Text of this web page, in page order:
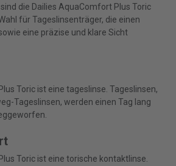
die Dailies AquaComfort Plus Toric
für Tageslinsenträger, die einen
eine präzise und klare Sicht
Toric ist eine tageslinse. Tageslinsen,
Tageslinsen, werden einen Tag lang
Toric ist eine torische kontaktlinse.